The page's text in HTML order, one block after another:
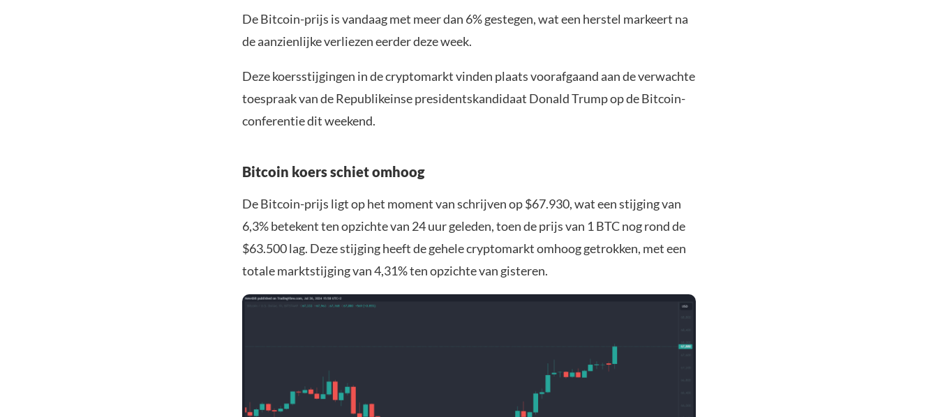
De Bitcoin-prijs is vandaag met meer dan 6% gestegen, wat een herstel markeert na
de aanzienlijke verliezen eerder deze week.
Deze koersstijgingen in de cryptomarkt vinden plaats voorafgaand aan de verwachte
toespraak van de Republikeinse presidentskandidaat Donald Trump op de Bitcoin-
conferentie dit weekend.
Bitcoin koers schiet omhoog
De Bitcoin-prijs ligt op het moment van schrijven op $67.930, wat een stijging van
6,3% betekent ten opzichte van 24 uur geleden, toen de prijs van 1 BTC nog rond de
$63.500 lag. Deze stijging heeft de gehele cryptomarkt omhoog getrokken, met een
totale marktstijging van 4,31% ten opzichte van gisteren.